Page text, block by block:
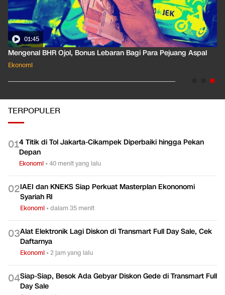
01:35
Pahami Dampak Kenaikan Suku Bunga Acuan ke Cicilan KPR
Ekonomi
TERPOPULER
014 Titik di Tol Jakarta-Cikampek Diperbaiki hingga Pekan
Depan
Ekonomi •40 menit yang lalu
02IAEI dan KNEKS Siap Perkuat Masterplan Ekononomi
Syariah RI
Ekonomi •dalam 35 menit
03Alat Elektronik Lagi Diskon di Transmart Full Day Sale, Cek
Daftarnya
Ekonomi •2 jam yang lalu
04Siap-Siap, Besok Ada Gebyar Diskon Gede di Transmart Full
Day Sale